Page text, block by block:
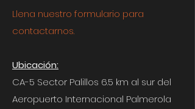
Llena nuestro formulario para
contactarnos.
Ubicación:
CA-5 Sector Palillos 6.5 km al sur del
Aeropuerto Internacional Palmerola